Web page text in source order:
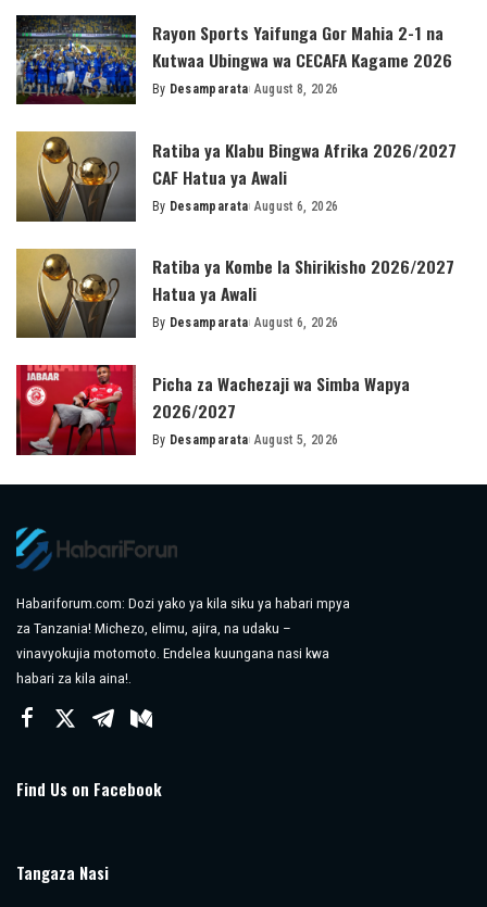
Rayon Sports Yaifunga Gor Mahia 2-1 na
Kutwaa Ubingwa wa CECAFA Kagame 2026
Posted
By Desamparata August 8, 2026
Ratiba ya Klabu Bingwa Afrika 2026/2027
CAF Hatua ya Awali
Posted
By Desamparata August 6, 2026
Ratiba ya Kombe la Shirikisho 2026/2027
Hatua ya Awali
Posted
By Desamparata August 6, 2026
Picha za Wachezaji wa Simba Wapya
2026/2027
Posted
By Desamparata August 5, 2026
Habariforum.com: Dozi yako ya kila siku ya habari mpya
za Tanzania! Michezo, elimu, ajira, na udaku –
vinavyokujia motomoto. Endelea kuungana nasi kwa
habari za kila aina!.
Find Us on Facebook
Tangaza Nasi